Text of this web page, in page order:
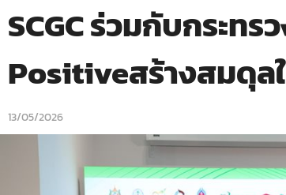
SCGC ร่วมกับกระท
Positiveสร้างสมดุล
13/05/2026